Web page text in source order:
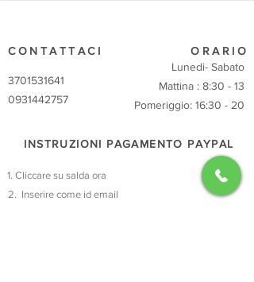
CONTATTACI ORARIO
3701531641
0931442757
Lunedi- Sabato
Mattina : 8:30 - 13
Pomeriggio: 16:30 - 20
INSTRUZIONI PAGAMENTO PAYPAL
Cliccare su salda ora
Inserire come id email